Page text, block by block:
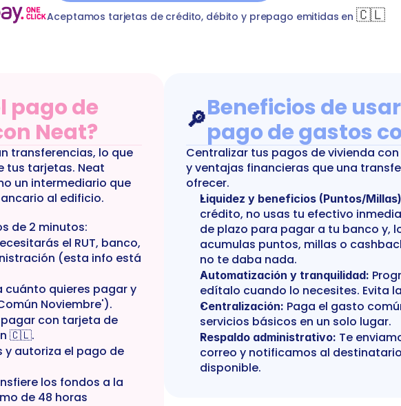
Aceptamos tarjetas de crédito, débito y prepago emitidas en 🇨🇱
pago de
Neat?
transferencias, lo que
tus tarjetas. Neat
un intermediario que
al edificio.
de 2 minutos:
el RUT, banco,
(esta info está
cuánto quieres pagar y
Noviembre').
pagar con tarjeta de
🇨🇱.
y autoriza el pago de
los fondos a la
de 48 horas
🔎Beneficios de
pago de gastos
Centralizar tus pagos de vivienda
y ventajas financieras que una
ofrecer.
Liquidez y beneficios (Puntos/
crédito, no usas tu efectivo
de plazo para pagar a tu banco y,
acumulas puntos, millas o
no te daba nada.
Automatización y tranquilidad:
edítalo cuando lo necesites. Evita
Centralización: Paga el gasto
servicios básicos en un solo lugar.
Respaldo administrativo: Te
correo y notificamos al
disponible.